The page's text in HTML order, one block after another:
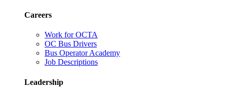
Careers
Work for OCTA
OC Bus Drivers
Bus Operator Academy
Job Descriptions
Leadership